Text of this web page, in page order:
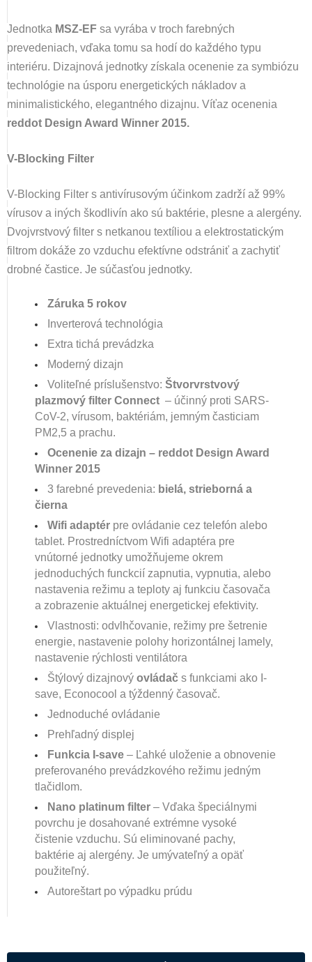
Jednotka MSZ-EF sa vyrába v troch farebných
prevedeniach, vďaka tomu sa hodí do každého typu
interiéru. Dizajnová jednotky získala ocenenie za symbiózu
technológie na úsporu energetických nákladov a
minimalistického, elegantného dizajnu. Víťaz ocenenia
reddot Design Award Winner 2015.
V-Blocking Filter
V-Blocking Filter s antivírusovým účinkom zadrží až 99%
vírusov a iných škodlivín ako sú baktérie, plesne a alergény.
Dvojvrstvový filter s netkanou textíliou a elektrostatickým
filtrom dokáže zo vzduchu efektívne odstrániť a zachytiť
drobné častice. Je súčasťou jednotky.
Záruka 5 rokov
Inverterová technológia
Extra tichá prevádzka
Moderný dizajn
Voliteľné príslušenstvo: Štvorvrstvový
plazmový filter Connect – účinný proti SARS-
CoV-2, vírusom, baktériám, jemným časticiam
PM2,5 a prachu.
Ocenenie za dizajn – reddot Design Award
Winner 2015
3 farebné prevedenia: bielá, strieborná a
čierna
Wifi adaptér pre ovládanie cez telefón alebo
tablet. Prostredníctvom Wifi adaptéra pre
vnútorné jednotky umožňujeme okrem
jednoduchých funckcií zapnutia, vypnutia, alebo
nastavenia režimu a teploty aj funkciu časovača
a zobrazenie aktuálnej energetickej efektivity.
Vlastnosti: odvlhčovanie, režimy pre šetrenie
energie, nastavenie polohy horizontálnej lamely,
nastavenie rýchlosti ventilátora
Štýlový dizajnový ovládač s funkciami ako I-
save, Econocool a týždenný časovač.
Jednoduché ovládanie
Prehľadný displej
Funkcia I-save – Ľahké uloženie a obnovenie
preferovaného prevádzkového režimu jedným
tlačidlom.
Nano platinum filter – Vďaka špeciálnymi
povrchu je dosahované extrémne vysoké
čistenie vzduchu. Sú eliminované pachy,
baktérie aj alergény. Je umývateľný a opäť
použiteľný.
Autoreštart po výpadku prúdu